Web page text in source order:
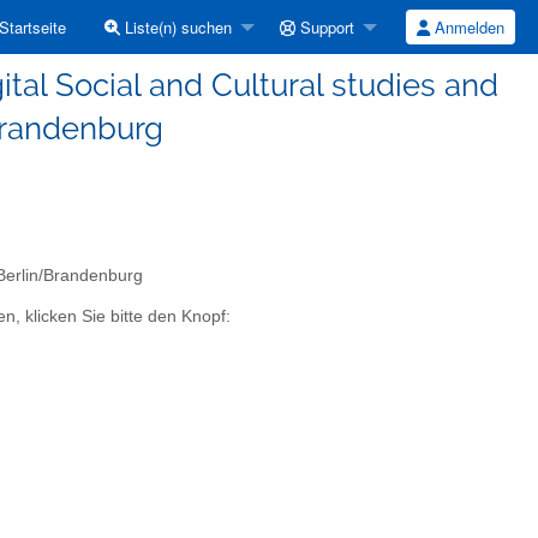
Liste(n) suchen Support Anmelden
Social and Cultural studies and
Brandenburg
klicken Sie bitte den Knopf: